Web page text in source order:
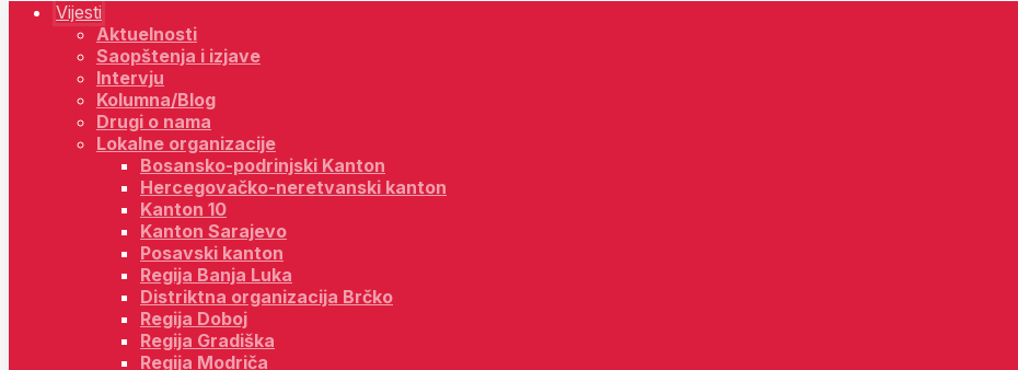
Vijesti
Aktuelnosti
Saopštenja i izjave
Intervju
Kolumna/Blog
Drugi o nama
Lokalne organizacije
Bosansko-podrinjski Kanton
Hercegovačko-neretvanski kanton
Kanton 10
Kanton Sarajevo
Posavski kanton
Regija Banja Luka
Distriktna organizacija Brčko
Regija Doboj
Regija Gradiška
Regija Modriča